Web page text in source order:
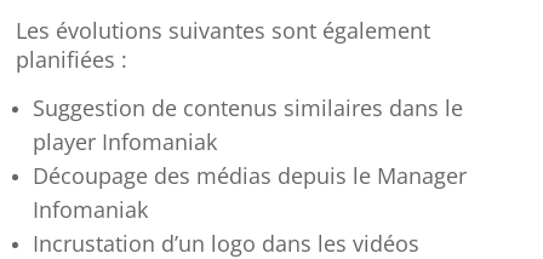
Les évolutions suivantes sont également
planifiées :
Suggestion de contenus similaires dans le
player Infomaniak
Découpage des médias depuis le Manager
Infomaniak
Incrustation d’un logo dans les vidéos